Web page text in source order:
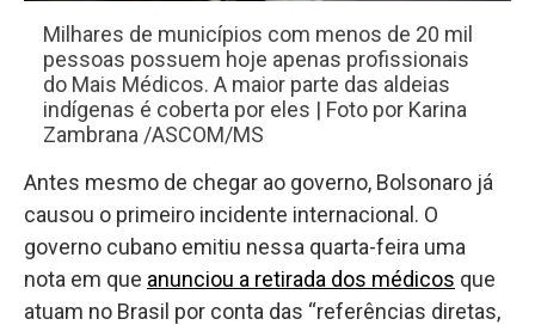
Milhares de municípios com menos de 20 mil
pessoas possuem hoje apenas profissionais
do Mais Médicos. A maior parte das aldeias
indígenas é coberta por eles | Foto por Karina
Zambrana /ASCOM/MS
Antes mesmo de chegar ao governo, Bolsonaro já
causou o primeiro incidente internacional. O
governo cubano emitiu nessa quarta-feira uma
nota em que anunciou a retirada dos médicos que
atuam no Brasil por conta das “referências diretas,